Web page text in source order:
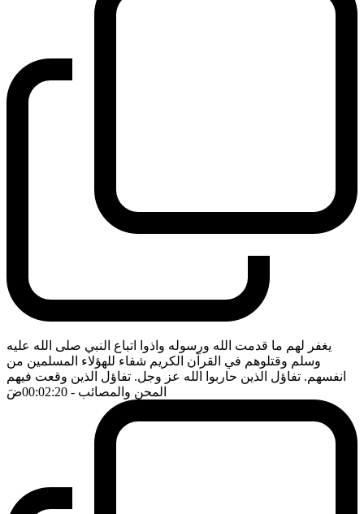
يغفر لهم ما قدمت الله ورسوله واذوا اتباع النبي صلى الله عليه
وسلم وقتلوهم في القرآن الكريم شفاء للهؤلاء المسلمين من
انفسهم. تفاؤل الذين حاربوا الله عز وجل. تفاؤل الذين وقعت فيهم
المحن والمصائب - 00:02:20 ضَ